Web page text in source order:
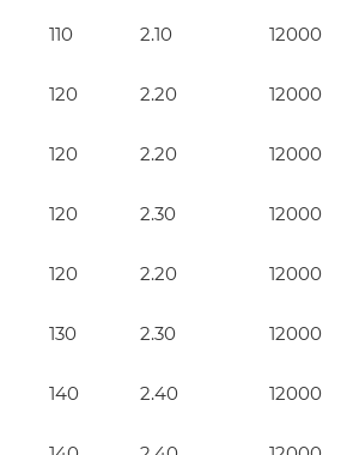
110 2.10 12000
120 2.20 12000
120 2.20 12000
120 2.30 12000
120 2.20 12000
130 2.30 12000
140 2.40 12000